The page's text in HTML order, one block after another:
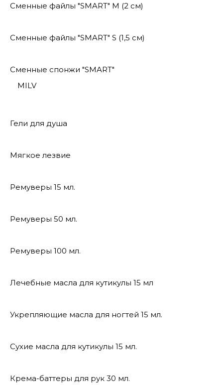
Сменные файлы "SMART" M (2 см)
Сменные файлы "SMART" S (1,5 см)
Сменные спонжи "SMART"
MILV
Гели для душа
Мягкое лезвие
Ремуверы 15 мл.
Ремуверы 50 мл.
Ремуверы 100 мл.
Лечебные масла для кутикулы 15 мл
Укрепляющие масла для ногтей 15 мл.
Сухие масла для кутикулы 15 мл.
Крема-баттеры для рук 30 мл.